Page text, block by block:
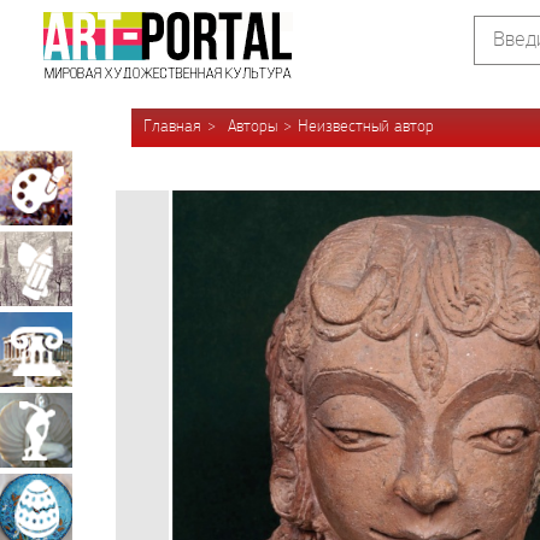
Главная Авторы Неизвестный автор
Живопись